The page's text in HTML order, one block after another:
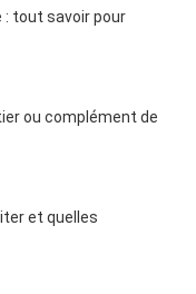
: tout savoir pour
ou complément de
et quelles